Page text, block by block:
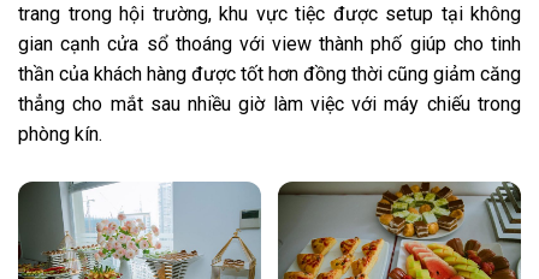
trang trong hội trường, khu vực tiệc được setup tại không
gian cạnh cửa sổ thoáng với view thành phố giúp cho tinh
thần của khách hàng được tốt hơn đồng thời cũng giảm căng
thẳng cho mắt sau nhiều giờ làm việc với máy chiếu trong
phòng kín.